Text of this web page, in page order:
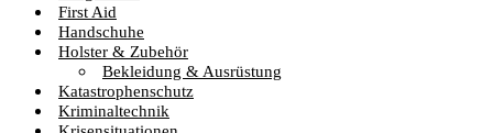
First Aid
Handschuhe
Holster & Zubehör
Bekleidung & Ausrüstung
Katastrophenschutz
Kriminaltechnik